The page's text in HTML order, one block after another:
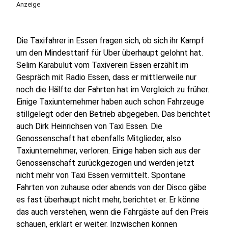
Anzeige
Die Taxifahrer in Essen fragen sich, ob sich ihr Kampf
um den Mindesttarif für Uber überhaupt gelohnt hat.
Selim Karabulut vom Taxiverein Essen erzählt im
Gespräch mit Radio Essen, dass er mittlerweile nur
noch die Hälfte der Fahrten hat im Vergleich zu früher.
Einige Taxiunternehmer haben auch schon Fahrzeuge
stillgelegt oder den Betrieb abgegeben. Das berichtet
auch Dirk Heinrichsen von Taxi Essen. Die
Genossenschaft hat ebenfalls Mitglieder, also
Taxiunternehmer, verloren. Einige haben sich aus der
Genossenschaft zurückgezogen und werden jetzt
nicht mehr von Taxi Essen vermittelt. Spontane
Fahrten von zuhause oder abends von der Disco gäbe
es fast überhaupt nicht mehr, berichtet er. Er könne
das auch verstehen, wenn die Fahrgäste auf den Preis
schauen, erklärt er weiter. Inzwischen können